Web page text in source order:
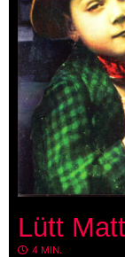
Lütt
4 MIN.